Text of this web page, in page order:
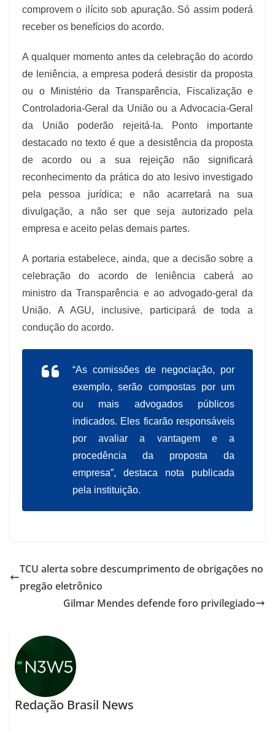
comprovem o ilícito sob apuração. Só assim poderá
receber os benefícios do acordo.
A qualquer momento antes da celebração do acordo
de leniência, a empresa poderá desistir da proposta
ou o Ministério da Transparência, Fiscalização e
Controladoria-Geral da União ou a Advocacia-Geral
da União poderão rejeitá-la. Ponto importante
destacado no texto é que a desistência da proposta
de acordo ou a sua rejeição não significará
reconhecimento da prática do ato lesivo investigado
pela pessoa jurídica; e não acarretará na sua
divulgação, a não ser que seja autorizado pela
empresa e aceito pelas demais partes.
A portaria estabelece, ainda, que a decisão sobre a
celebração do acordo de leniência caberá ao
ministro da Transparência e ao advogado-geral da
União. A AGU, inclusive, participará de toda a
condução do acordo.
“As comissões de negociação, por
exemplo, serão compostas por um
ou mais advogados públicos
indicados. Eles ficarão responsáveis
por avaliar a vantagem e a
procedência da proposta da
empresa”, destaca nota publicada
pela instituição.
TCU alerta sobre descumprimento de obrigações no
pregão eletrônico
Gilmar Mendes defende foro privilegiado
Redação Brasil News